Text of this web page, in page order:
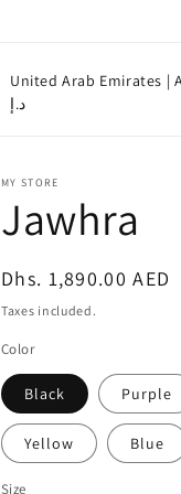
C
o
n
t
y
/
r
e
g
i
United Arab Emirates | AED
د.إ
MY STORE
Jawhra
Regular
price
Dhs. 1,890.00 AED
Taxes included.
Color
Black Purple
Yellow Blue
Size